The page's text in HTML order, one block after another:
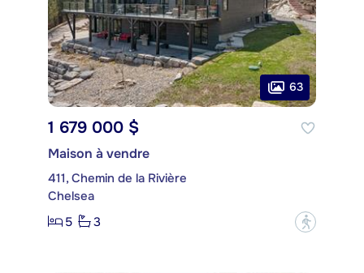
63
1 679 000 $
Maison à vendre
411, Chemin de la Rivière
Chelsea
5
3 ?